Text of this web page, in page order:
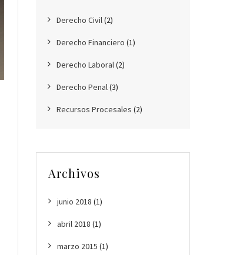
Derecho Civil(2)
Derecho Financiero (1)
Derecho Laboral(2)
Derecho Penal(3)
Recursos Procesales (2)
Archivos
junio 2018 (1)
abril 2018 (1)
marzo 2015 (1)